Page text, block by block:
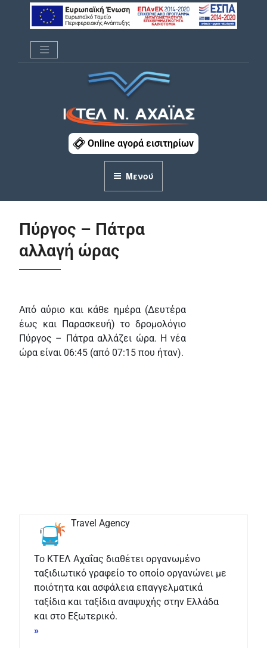
Μετάβαση
ΚΤΕΛ Ν. ΑΧΑΪΑΣOnline αγορά εισιτηρίων
Μενού
Πύργος – Πάτρα
αλλαγή ώρας
Από αύριο και κάθε ημέρα (Δευτέρα
έως και Παρασκευή) το δρομολόγιο
Πύργος – Πάτρα αλλάζει ώρα. Η νέα
ώρα είναι 06:45 (από 07:15 που ήταν).
Travel Agency
Το ΚΤΕΛ Αχαΐας διαθέτει οργανωμένο
ταξιδιωτικό γραφείο το οποίο οργανώνει με
ποιότητα και ασφάλεια επαγγελματικά
ταξίδια και ταξίδια αναψυχής στην Ελλάδα
και στο Εξωτερικό.
»